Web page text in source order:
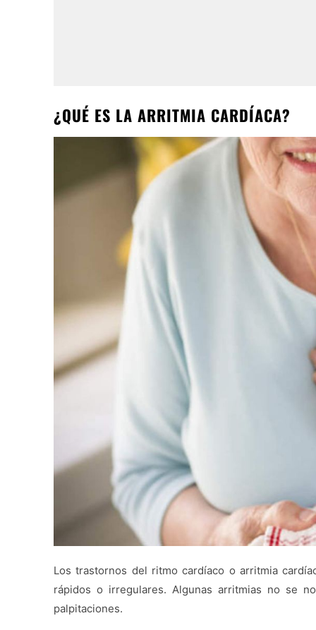
¿QUÉ ES LA ARRITMIA CARDÍACA?
Los trastornos del ritmo cardíaco o arritmia
rápidos o irregulares. Algunas arritmias no se
palpitaciones.